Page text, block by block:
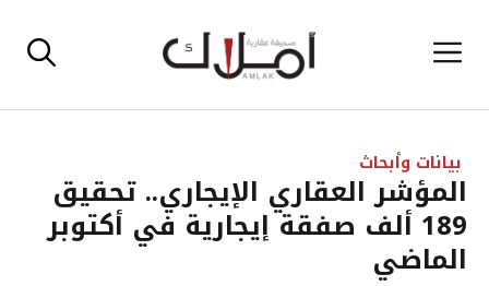
إلى القائمة
بيانات وأبحاث
المؤشر العقاري الإيجاري.. تحقيق
189 ألف صفقة إيجارية في أكتوبر
الماضي